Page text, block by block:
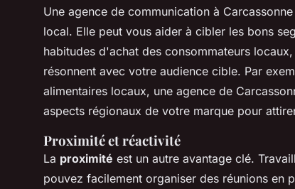
Une agence de communication à
local. Elle peut vous aider à cibler les bons
habitudes d'achat des consommateurs
résonnent avec votre audience cible. Par
alimentaires locaux, une agence de
aspects régionaux de votre marque pour
Proximité et réactivité
La proximité est un autre avantage clé.
pouvez facilement organiser des réunions en